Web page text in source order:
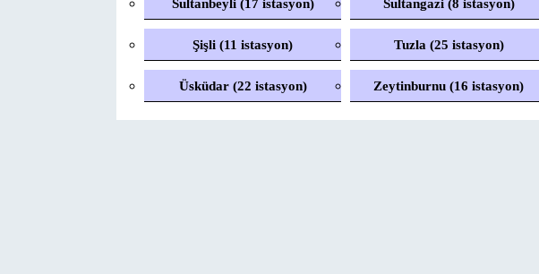
Sultanbeyli (17 istasyon) Sultangazi (8 istasyon)
Şişli (11 istasyon) Tuzla (25 istasyon)
Üsküdar (22 istasyon) Zeytinburnu (16 istasyon)